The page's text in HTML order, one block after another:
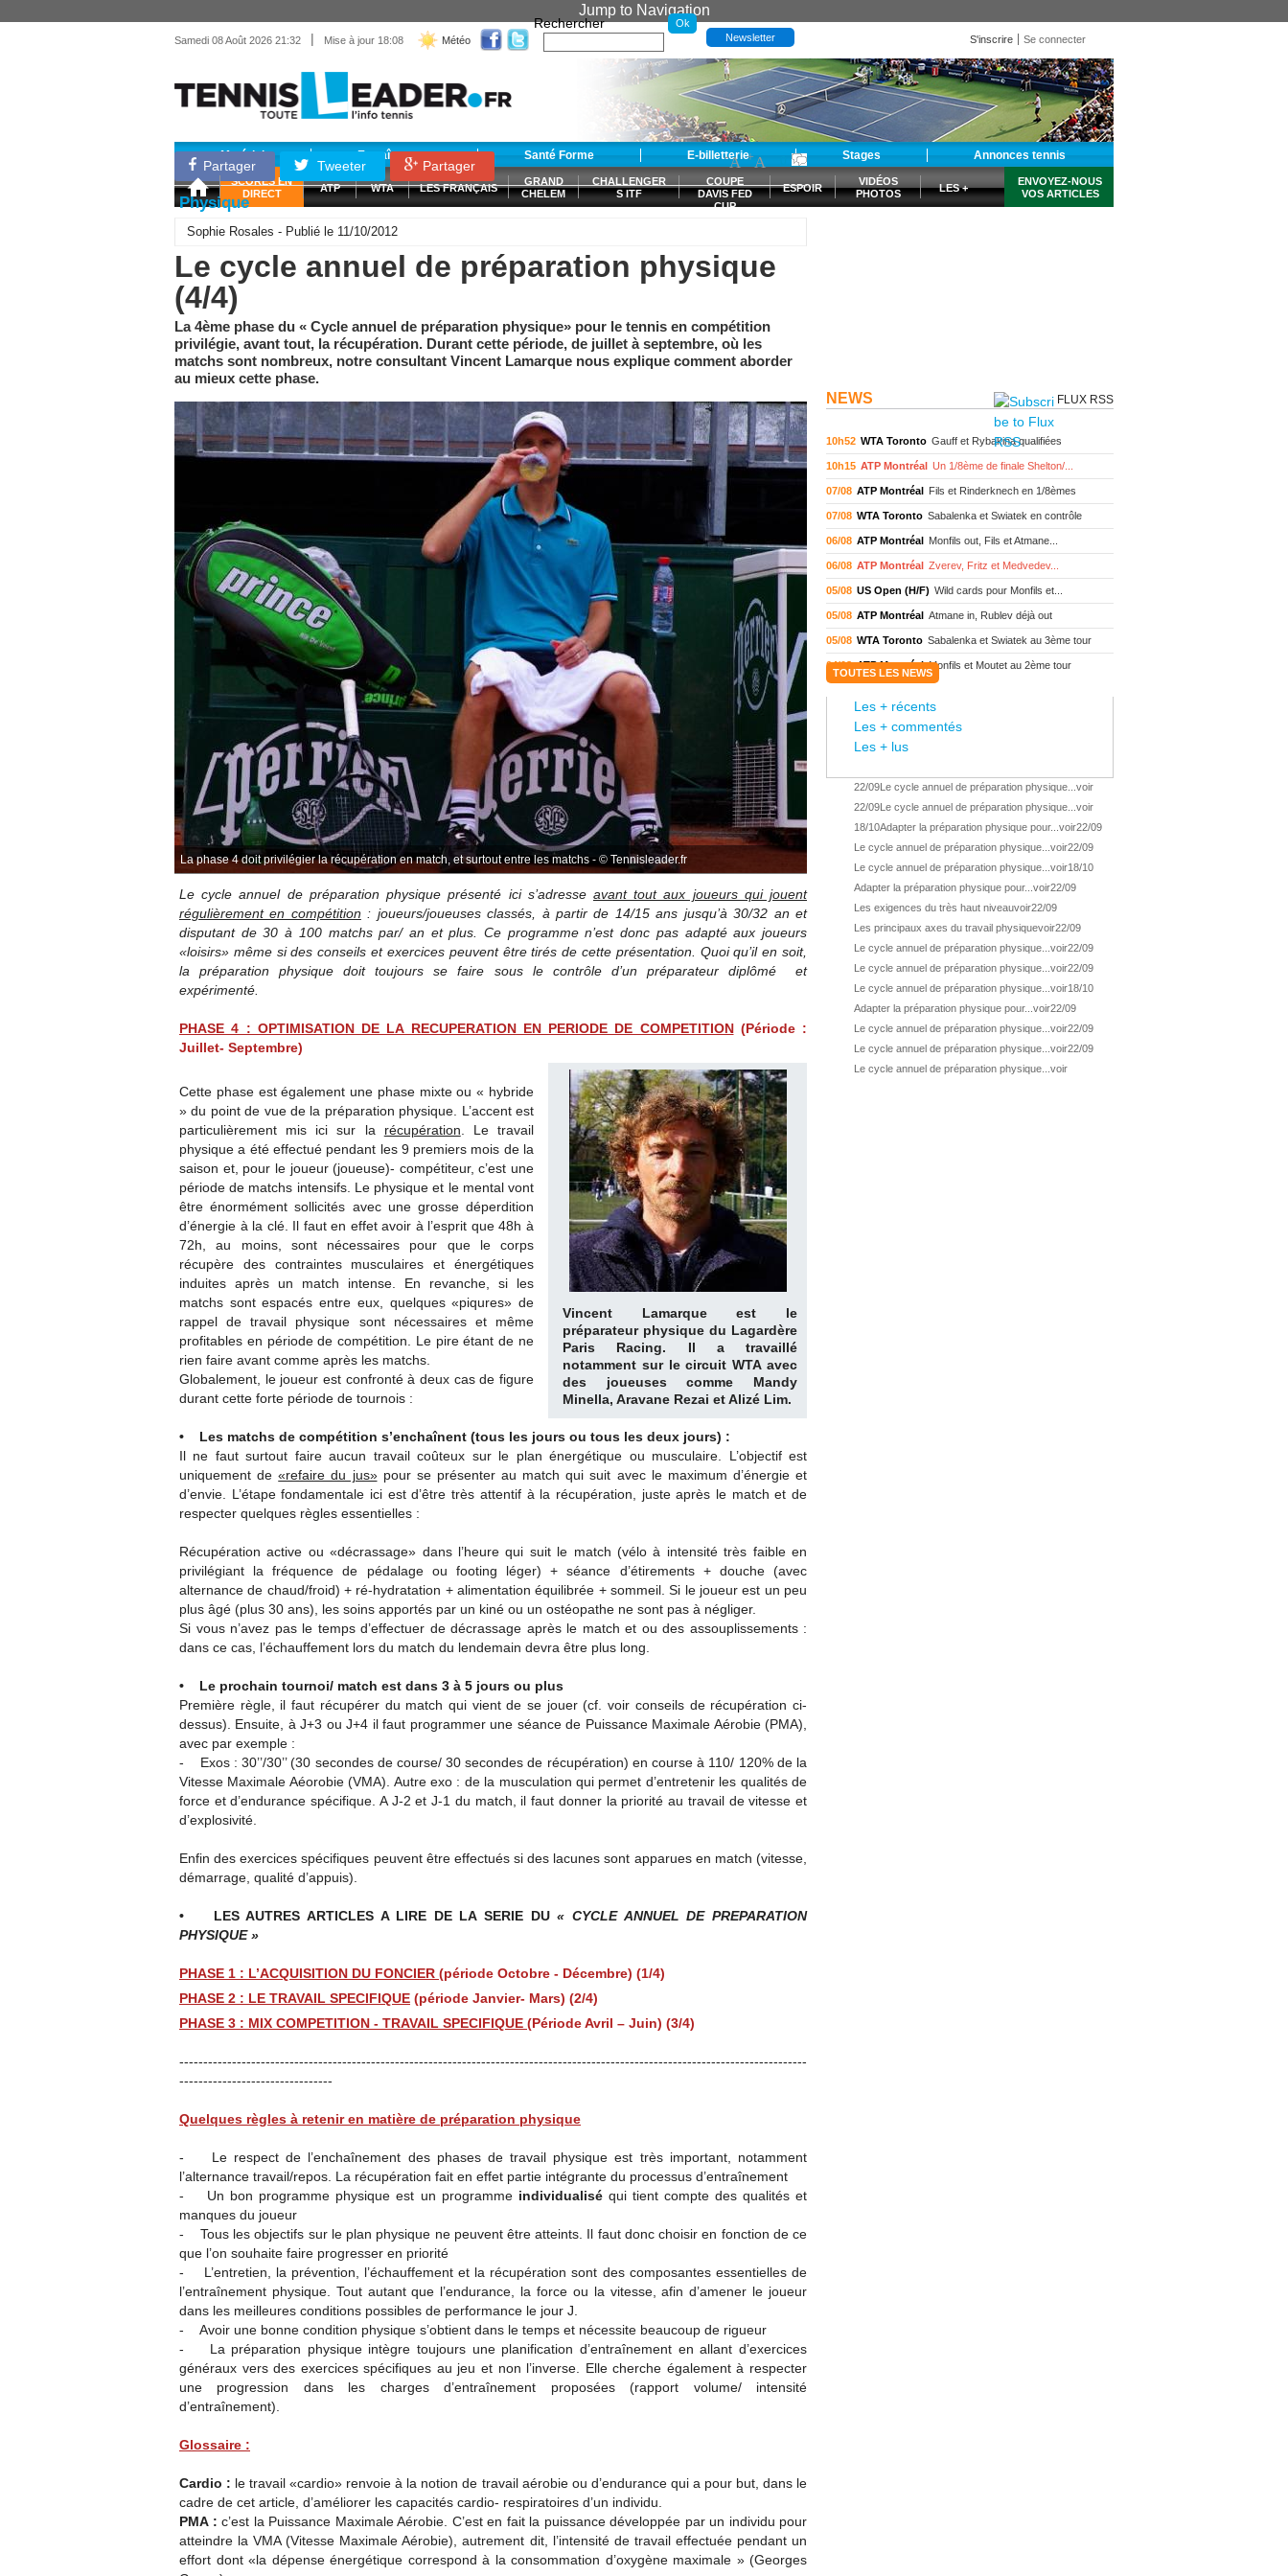
Jump to Navigation
Samedi 08 Août 2026 21:32 | Mise à jour 18:08 Météo
Rechercher
Newsletter S'inscrire Se connecter
Matériel Entraînement Santé Forme E-billetterie Stages Annonces tennis
SCORES EN
DIRECT
ATP WTA LES FRANÇAIS
GRAND
CHELEM
CHALLENGER
S ITF
COUPE
DAVIS FED
CUP
ESPOIR
VIDÉOS
PHOTOS
LES +
ENVOYEZ-NOUS
VOS ARTICLES
Partager Tweeter Partager
-A +A
Physique
Sophie Rosales - Publié le 11/10/2012
Le cycle annuel de préparation physique
(4/4)
La 4ème phase du « Cycle annuel de préparation physique» pour le tennis en compétition
privilégie, avant tout, la récupération. Durant cette période, de juillet à septembre, où les
matchs sont nombreux, notre consultant Vincent Lamarque nous explique comment aborder
au mieux cette phase.
La phase 4 doit privilégier la récupération en match, et surtout entre les matchs - © Tennisleader.fr
Le cycle annuel de préparation physique présenté ici s’adresse avant tout aux joueurs qui jouent
régulièrement en compétition : joueurs/joueuses classés, à partir de 14/15 ans jusqu’à 30/32 an et
disputant de 30 à 100 matchs par/ an et plus. Ce programme n’est donc pas adapté aux joueurs
«loisirs» même si des conseils et exercices peuvent être tirés de cette présentation. Quoi qu’il en soit,
la préparation physique doit toujours se faire sous le contrôle d’un préparateur diplômé et
expérimenté.
PHASE 4 : OPTIMISATION DE LA RECUPERATION EN PERIODE DE COMPETITION(Période :
Juillet- Septembre)
Vincent Lamarqueest le
préparateur physique du Lagardère
Paris Racing. Il a travaillé
notamment sur le circuit WTA avec
des joueuses comme Mandy
Minella, Aravane Rezai et Alizé Lim.
Cette phase est également une phase mixte ou « hybride
» du point de vue de la préparation physique. L’accent est
particulièrement mis ici sur la récupération . Le travail
physique a été effectué pendant les 9 premiers mois de la
saison et, pour le joueur (joueuse)- compétiteur, c’est une
période de matchs intensifs. Le physique et le mental vont
être énormément sollicités avec une grosse déperdition
d’énergie à la clé. Il faut en effet avoir à l’esprit que 48h à
72h, au moins, sont nécessaires pour que le corps
récupère des contraintes musculaires et énergétiques
induites après un match intense. En revanche, si les
matchs sont espacés entre eux, quelques «piqures» de
rappel de travail physique sont nécessaires et même
profitables en période de compétition. Le pire étant de ne
rien faire avant comme après les matchs.
Globalement, le joueur est confronté à deux cas de figure
durant cette forte période de tournois :
• Les matchs de compétition s’enchaînent (tous les jours ou tous les deux jours) :
Il ne faut surtout faire aucun travail coûteux sur le plan énergétique ou musculaire. L’objectif est
uniquement de«refaire du jus»pour se présenter au match qui suit avec le maximum d’énergie et
d’envie. L’étape fondamentale ici est d’être très attentif à la récupération, juste après le match et de
respecter quelques règles essentielles :
Récupération active ou «décrassage» dans l’heure qui suit le match (vélo à intensité très faible en
privilégiant la fréquence de pédalage ou footing léger) + séance d’étirements + douche (avec
alternance de chaud/froid) + ré-hydratation + alimentation équilibrée + sommeil. Si le joueur est un peu
plus âgé (plus 30 ans), les soins apportés par un kiné ou un ostéopathe ne sont pas à négliger.
Si vous n’avez pas le temps d’effectuer de décrassage après le match et ou des assouplissements :
dans ce cas, l’échauffement lors du match du lendemain devra être plus long.
• Le prochain tournoi/ match est dans 3 à 5 jours ou plus
Première règle, il faut récupérer du match qui vient de se jouer (cf. voir conseils de récupération ci-
dessus). Ensuite, à J+3 ou J+4 il faut programmer une séance de Puissance Maximale Aérobie (PMA),
avec par exemple :
- Exos : 30’’/30’’ (30 secondes de course/ 30 secondes de récupération) en course à 110/ 120% de la
Vitesse Maximale Aéorobie (VMA). Autre exo : de la musculation qui permet d’entretenir les qualités de
force et d’endurance spécifique. A J-2 et J-1 du match, il faut donner la priorité au travail de vitesse et
d’explosivité.
Enfin des exercices spécifiques peuvent être effectués si des lacunes sont apparues en match (vitesse,
démarrage, qualité d’appuis).
• LES AUTRES ARTICLES A LIRE DE LA SERIE DU« CYCLE ANNUEL DE PREPARATION
PHYSIQUE »
PHASE 1 : L’ACQUISITION DU FONCIER (période Octobre - Décembre) (1/4)
PHASE 2 : LE TRAVAIL SPECIFIQUE (période Janvier- Mars) (2/4)
PHASE 3 : MIX COMPETITION - TRAVAIL SPECIFIQUE (Période Avril – Juin) (3/4)
-----------------------------------------------------------------------------------------------------------------------------------
--------------------------------
Quelques règles à retenir en matière de préparation physique
- Le respect de l’enchaînement des phases de travail physique est très important, notamment
l’alternance travail/repos. La récupération fait en effet partie intégrante du processus d’entraînement
- Un bon programme physique est un programme individualiséqui tient compte des qualités et
manques du joueur
- Tous les objectifs sur le plan physique ne peuvent être atteints. Il faut donc choisir en fonction de ce
que l’on souhaite faire progresser en priorité
- L’entretien, la prévention, l’échauffement et la récupération sont des composantes essentielles de
l’entraînement physique. Tout autant que l’endurance, la force ou la vitesse, afin d’amener le joueur
dans les meilleures conditions possibles de performance le jour J.
- Avoir une bonne condition physique s’obtient dans le temps et nécessite beaucoup de rigueur
- La préparation physique intègre toujours une planification d’entraînement en allant d’exercices
généraux vers des exercices spécifiques au jeu et non l’inverse. Elle cherche également à respecter
une progression dans les charges d’entraînement proposées (rapport volume/ intensité
d’entraînement).
Glossaire :
Cardio : le travail «cardio» renvoie à la notion de travail aérobie ou d’endurance qui a pour but, dans le
cadre de cet article, d’améliorer les capacités cardio- respiratoires d’un individu.
PMA : c’est la Puissance Maximale Aérobie. C’est en fait la puissance développée par un individu pour
atteindre la VMA (Vitesse Maximale Aérobie), autrement dit, l’intensité de travail effectuée pendant un
effort dont «la dépense énergétique correspond à la consommation d’oxygène maximale » (Georges
NEWS FLUX RSS
10h52 WTA Toronto Gauff et Rybakina qualifiées
10h15 ATP Montréal Un 1/8ème de finale Shelton/...
07/08 ATP Montréal Fils et Rinderknech en 1/8èmes
07/08 WTA Toronto Sabalenka et Swiatek en contrôle
06/08 ATP Montréal Monfils out, Fils et Atmane...
06/08 ATP Montréal Zverev, Fritz et Medvedev...
05/08 US Open (H/F) Wild cards pour Monfils et...
05/08 ATP Montréal Atmane in, Rublev déjà out
05/08 WTA Toronto Sabalenka et Swiatek au 3ème tour
04/08 ATP Montréal Monfils et Moutet au 2ème tour
WTA Wash. Eala renverse Pegula en finale
ATP Wash.
ATP Wash. Une finale Fritz/ Jodar
ATP Los Cabos Géa remporte le titre !
ATP Wash. De Minaur éliminé en 1/4
ATP Los Cabos Géa en finale !
ATP Los Cabos 1ère 1/2 finale pour Géa
ATP Wash. Pas de 1/4 pour Humbert et Atmane
WTA Washington Déjà fini pour Fernandez
ATP Washington De Minaur domine Tsitsipas
ATP Washington Fritz et Musetti en 1/8èmes
TOUTES LES NEWS
Les + récents
Les + commentés
Les + lus
22/09Le cycle annuel de préparation physique... voir
22/09Le cycle annuel de préparation physique... voir
18/10Adapter la préparation physique pour... voir22/09
Le cycle annuel de préparation physique... voir22/09
Le cycle annuel de préparation physique... voir18/10
Adapter la préparation physique pour... voir22/09
Les exigences du très haut niveauvoir22/09
Les principaux axes du travail physiquevoir22/09
Le cycle annuel de préparation physique... voir22/09
Le cycle annuel de préparation physique... voir22/09
Le cycle annuel de préparation physique... voir18/10
Adapter la préparation physique pour... voir22/09
Le cycle annuel de préparation physique... voir22/09
Le cycle annuel de préparation physique... voir22/09
Le cycle annuel de préparation physique... voir